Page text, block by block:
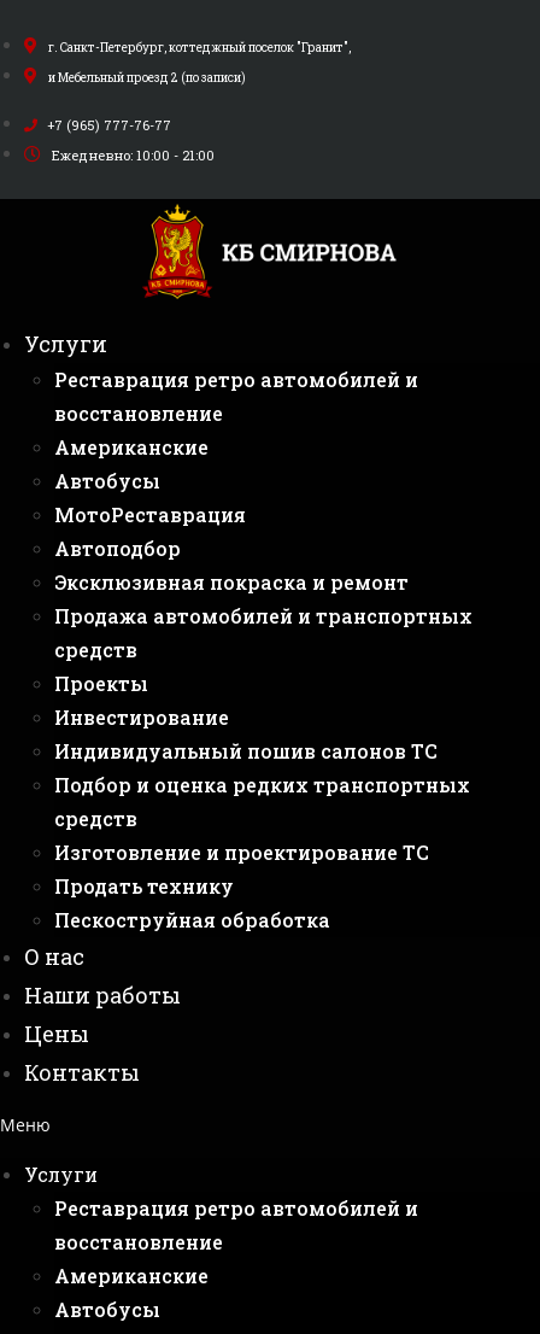
к
содержимому
г. Санкт-Петербург, коттеджный поселок "Гранит",
и Мебельный проезд 2 (по записи)
+7 (965) 777-76-77
Ежедневно: 10:00 - 21:00
Услуги
Реставрация ретро автомобилей и
восстановление
Американские
Автобусы
МотоРеставрация
Автоподбор
Эксклюзивная покраска и ремонт
Продажа автомобилей и транспортных
средств
Проекты
Инвестирование
Индивидуальный пошив салонов ТС
Подбор и оценка редких транспортных
средств
Изготовление и проектирование ТС
Продать технику
Пескоструйная обработка
О нас
Наши работы
Цены
Контакты
Меню
Услуги
Реставрация ретро автомобилей и
восстановление
Американские
Автобусы